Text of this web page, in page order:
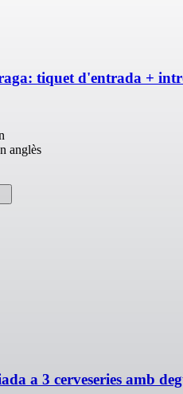
tiquet d'entrada +
anglès
a 3 cerveseries amb